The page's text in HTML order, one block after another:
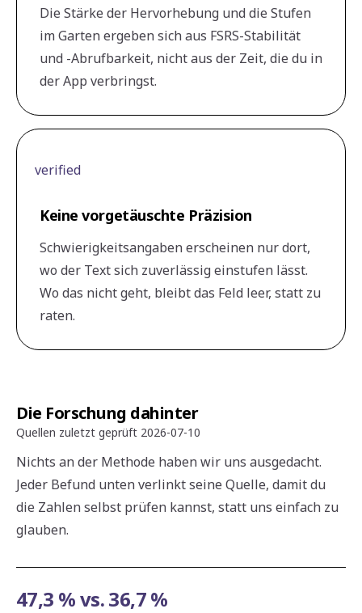
Die Stärke der Hervorhebung und die Stufen
im Garten ergeben sich aus FSRS-Stabilität
und -Abrufbarkeit, nicht aus der Zeit, die du in
der App verbringst.
verified
Keine vorgetäuschte Präzision
Schwierigkeitsangaben erscheinen nur dort,
wo der Text sich zuverlässig einstufen lässt.
Wo das nicht geht, bleibt das Feld leer, statt zu
raten.
Die Forschung dahinter
Quellen zuletzt geprüft 2026-07-10
Nichts an der Methode haben wir uns ausgedacht.
Jeder Befund unten verlinkt seine Quelle, damit du
die Zahlen selbst prüfen kannst, statt uns einfach zu
glauben.
47,3 % vs. 36,7 %